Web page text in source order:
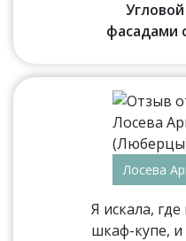
фасадами
Лосева
Я искала,
шкаф-купе,